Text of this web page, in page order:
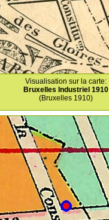
Visualisation sur la carte:
Bruxelles Industriel 1910
(Bruxelles 1910)